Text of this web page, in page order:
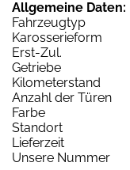
Allgemeine Daten:
Fahrzeugtyp
Karosserieform
Erst-Zul.
Getriebe
Kilometerstand
Anzahl der Türen
Farbe
Standort
Lieferzeit
Unsere Nummer